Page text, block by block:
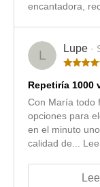
encantadora,
L Lupe ·
Repetiría 1000
Con María todo
opciones para
en el minuto
calidad de...